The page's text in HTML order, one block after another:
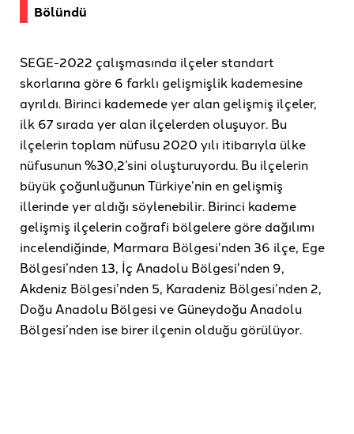
Bölündü
SEGE-2022 çalışmasında ilçeler standart
skorlarına göre 6 farklı gelişmişlik kademesine
ayrıldı. Birinci kademede yer alan gelişmiş ilçeler,
ilk 67 sırada yer alan ilçelerden oluşuyor. Bu
ilçelerin toplam nüfusu 2020 yılı itibarıyla ülke
nüfusunun %30,2’sini oluşturuyordu. Bu ilçelerin
büyük çoğunluğunun Türkiye’nin en gelişmiş
illerinde yer aldığı söylenebilir. Birinci kademe
gelişmiş ilçelerin coğrafi bölgelere göre dağılımı
incelendiğinde, Marmara Bölgesi’nden 36 ilçe, Ege
Bölgesi’nden 13, İç Anadolu Bölgesi’nden 9,
Akdeniz Bölgesi’nden 5, Karadeniz Bölgesi’nden 2,
Doğu Anadolu Bölgesi ve Güneydoğu Anadolu
Bölgesi’nden ise birer ilçenin olduğu görülüyor.